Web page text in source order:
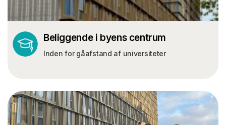
Beliggende i byens centrum
Inden for gåafstand af universiteter